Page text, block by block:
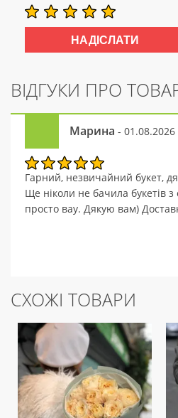
ВІДГУКИ ПРО
Марина - 01.08.2026
Гарний, незвичайний букет,
Ще ніколи не бачила букетів
просто вау. Дякую вам)
СХОЖІ ТОВАРИ